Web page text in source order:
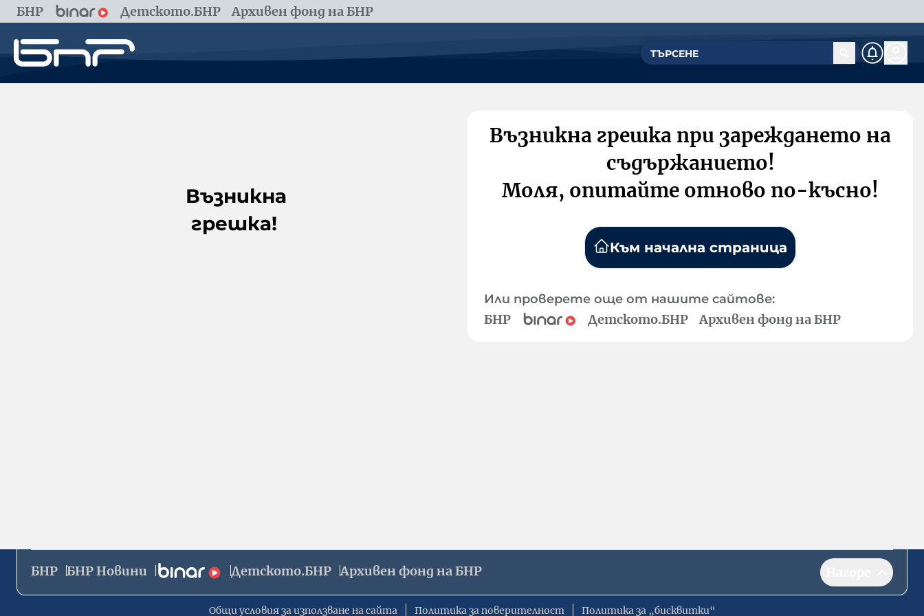
БНР Детското.БНР Архивен фонд на БНР
Възникна
грешка!
Възникна грешка при зареждането на
съдържанието!
Моля, опитайте отново по-късно!
Към начална страница
Или проверете още от нашите сайтове:
БНР Детското.БНР Архивен фонд на БНР
БНР БНР Новини Детското.БНР Архивен фонд на БНР
Общи условия за използване на сайта Политика за поверителност Политика за „бисквитки“